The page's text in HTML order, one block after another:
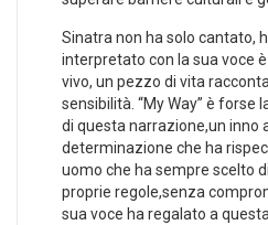
Sinatra non ha solo cantato,
interpretato con la sua voce
vivo, un pezzo ‌di vita
⁢sensibilità. “My Way” è forse
di questa narrazione,un inno
determinazione che ha
uomo che ⁢ha sempre scelto
proprie regole,senza⁤
sua voce ha regalato a